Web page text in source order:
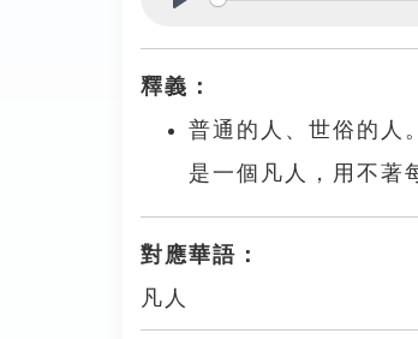
釋義：
普通的人、世俗的人
是一個凡人，用不著
對應華語：
凡人